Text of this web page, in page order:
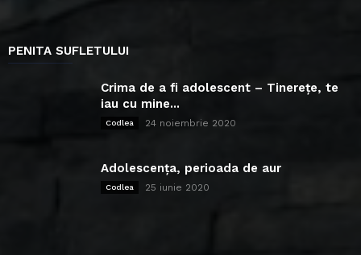
PENITA SUFLETULUI
Crima de a fi adolescent – Tinerețe, te
iau cu mine...
Codlea 24 noiembrie 2020
Adolescența, perioada de aur
Codlea 25 iunie 2020